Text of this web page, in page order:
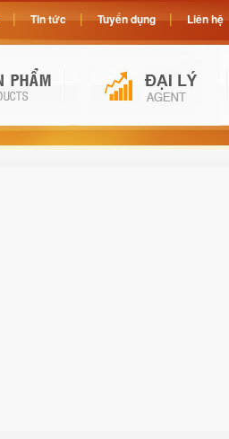
Tin tức Tuyển dụng Liên hệ